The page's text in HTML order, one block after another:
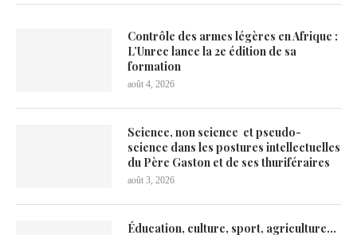
Contrôle des armes légères en Afrique :
L’Unrec lance la 2e édition de sa
formation
août 4, 2026
Science, non science et pseudo-
science dans les postures intellectuelles
du Père Gaston et de ses thuriféraires
août 3, 2026
Éducation, culture, sport, agriculture…